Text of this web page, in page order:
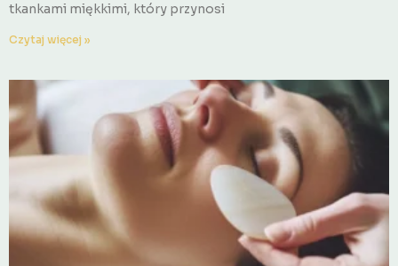
tkankami miękkimi, który przynosi
Czytaj więcej »